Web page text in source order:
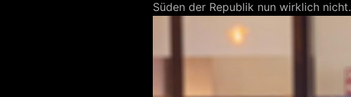
Süden der Republik nun wirklich nicht.